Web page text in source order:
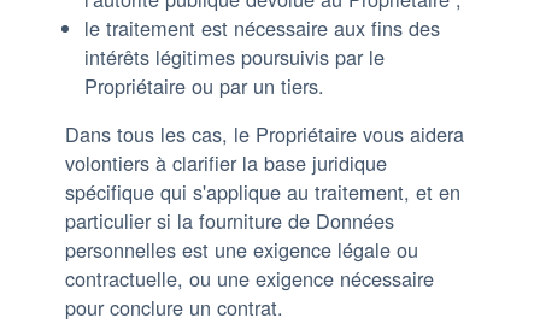
le traitement est nécessaire aux fins des
intérêts légitimes poursuivis par le
Propriétaire ou par un tiers.
Dans tous les cas, le Propriétaire vous aidera
volontiers à clarifier la base juridique
spécifique qui s'applique au traitement, et en
particulier si la fourniture de Données
personnelles est une exigence légale ou
contractuelle, ou une exigence nécessaire
pour conclure un contrat.